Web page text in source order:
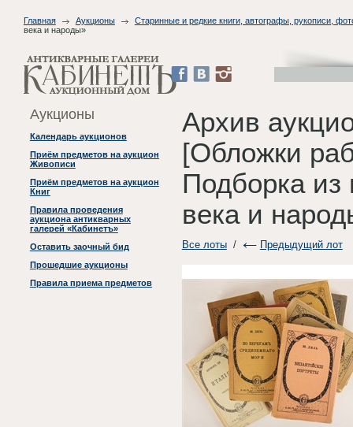
Главная Аукционы
Старинные и редкие книги, автографы, рукописи,
века и народы»
Аукционы
Календарь аукционов
Приём предметов на аукцион
Живописи
Приём предметов на аукцион
Книг
Правила проведения
аукциона антикварных
галерей «Кабинетъ»
Оставить заочный бид
Прошедшие аукционы
Правила приема предметов
Архив
[Обложки
Подборка
века и
Все лоты/ Предыдущий лот